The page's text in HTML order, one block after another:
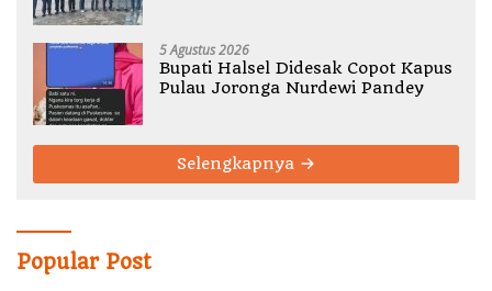
5 Agustus 2026
Bupati Halsel Didesak Copot Kapus
Pulau Joronga Nurdewi Pandey
Selengkapnya
Popular Post